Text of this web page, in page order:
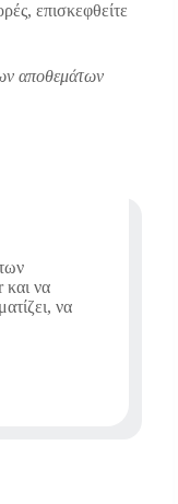
επισκεφθείτε
αποθεμάτων
και να
να